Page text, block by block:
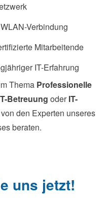
Verbindung
Mitarbeitende
IT-Erfahrung
Thema Professionelle
Betreuung oderIT-
den Experten unseres
beraten.
uns jetzt!